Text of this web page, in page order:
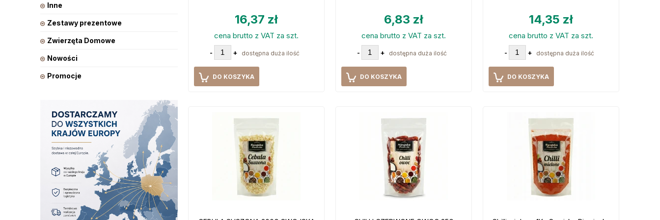
Inne
Zestawy prezentowe
Zwierzęta Domowe
Nowości
Promocje
16,37 zł
cena brutto z VAT za szt.
- + dostępna duża ilość
DO KOSZYKA
6,83 zł
cena brutto z VAT za szt.
- + dostępna duża ilość
DO KOSZYKA
14,35 zł
cena brutto z VAT za szt.
- + dostępna duża ilość
DO KOSZYKA